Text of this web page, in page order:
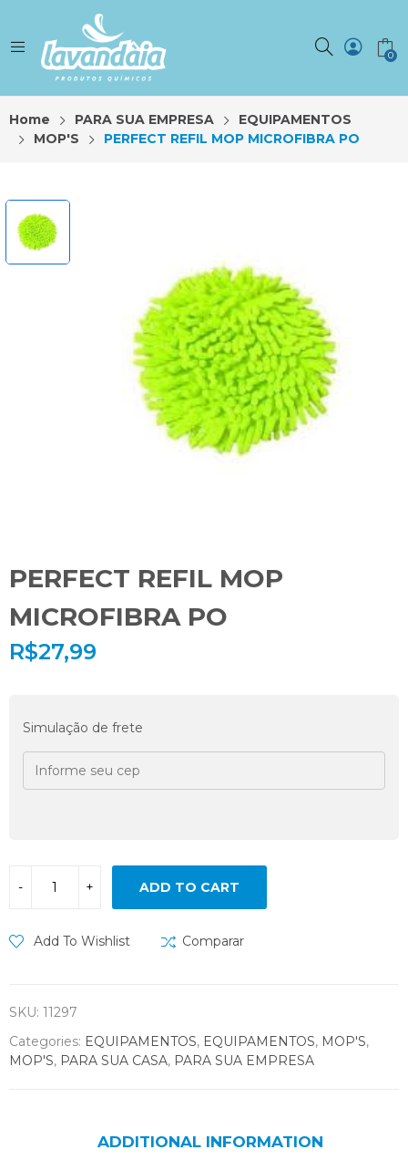
0
Home PARA SUA EMPRESA
EQUIPAMENTOS
MOP'S
PERFECT REFIL MOP MICROFIBRA PO
PERFECT REFIL MOP
MICROFIBRA PO
R$27,99
Simulação de frete
ADD TO CART
Add To Wishlist Comparar
SKU: 11297
Categories: EQUIPAMENTOS, EQUIPAMENTOS, MOP'S,
MOP'S, PARA SUA CASA, PARA SUA EMPRESA
ADDITIONAL INFORMATION